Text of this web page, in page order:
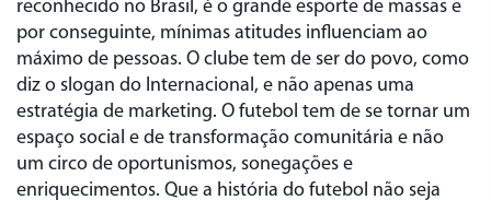
reconhecido no Brasil, é o grande esporte de massas e
por conseguinte, mínimas atitudes influenciam ao
máximo de pessoas. O clube tem de ser do povo, como
diz o slogan do Internacional, e não apenas uma
estratégia de marketing. O futebol tem de se tornar um
espaço social e de transformação comunitária e não
um circo de oportunismos, sonegações e
enriquecimentos. Que a história do futebol não seja